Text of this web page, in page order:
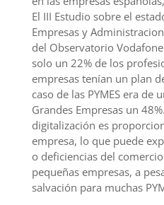
El III Estudio sobre el
Empresas y
del Observatorio
solo un 22% de los
empresas tenían un plan
caso de las PYMES era de
Grandes Empresas un
digitalización es
empresa, lo que puede
o deficiencias del
pequeñas empresas, a
salvación para muchas